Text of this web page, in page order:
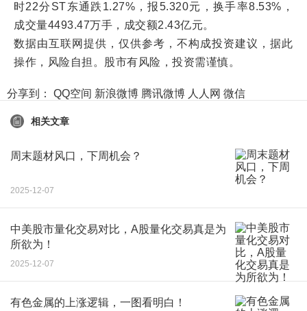
时22分ST东通跌1.27%，报5.320元，换手率8.53%，
成交量4493.47万手，成交额2.43亿元。
数据由互联网提供，仅供参考，不构成投资建议，据此
操作，风险自担。股市有风险，投资需谨慎。
分享到： QQ空间 新浪微博 腾讯微博 人人网 微信
相关文章
周末题材风口，下周机会？
2025-12-07
中美股市量化交易对比，A股量化交易真是为
所欲为！
2025-12-07
有色金属的上涨逻辑，一图看明白！